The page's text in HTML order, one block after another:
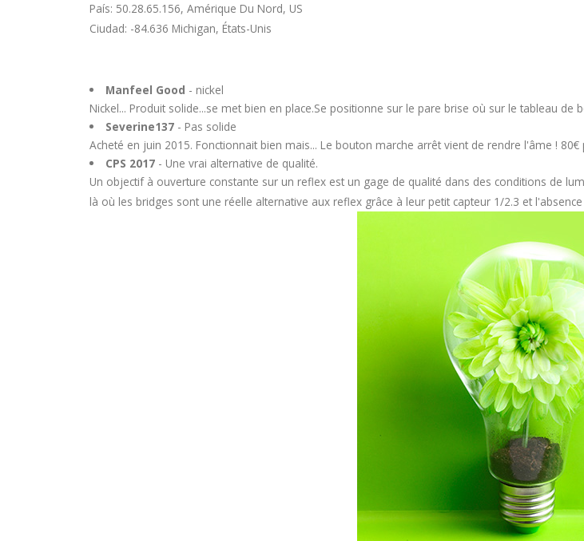
País: 50.28.65.156, Amérique Du Nord, US
Ciudad: -84.636 Michigan, États-Unis
Manfeel Good - nickel
Nickel... Produit solide...se met bien en place.Se positionne sur le pare brise où sur le tableau
Severine137- Pas solide
Acheté en juin 2015. Fonctionnait bien mais... Le bouton marche arrêt vient de rendre l'âme !
CPS 2017- Une vrai alternative de qualité.
Un objectif à ouverture constante sur un reflex est un gage de qualité dans des conditions de
là où les bridges sont une réelle alternative aux reflex grâce à leur petit capteur 1/2.3 et